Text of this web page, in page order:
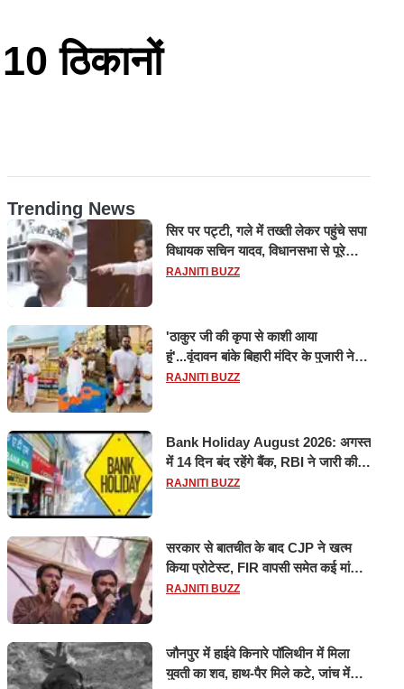
ठिकानों
Trending News
सिर पर पट्टी, गले में तख्ती लेकर पहुंचे सपा
विधायक सचिन यादव, विधानसभा से पूरे
मानसून सत्र के लिए किया गया निलंबित
RAJNITI BUZZ
'ठाकुर जी की कृपा से काशी आया
हूं'...वृंदावन बांके बिहारी मंदिर के पुजारी ने
किया श्री काशी विश्वनाथ का जलाभिषेक
RAJNITI BUZZ
Bank Holiday August 2026: अगस्त
में 14 दिन बंद रहेंगे बैंक, RBI ने जारी की
छुट्टियों की लिस्ट​​​​​​​
RAJNITI BUZZ
सरकार से बातचीत के बाद CJP ने खत्म
किया प्रोटेस्ट, FIR वापसी समेत कई मांगों
पर बनी सहमति
RAJNITI BUZZ
जौनपुर में हाईवे किनारे पॉलिथीन में मिला
युवती का शव, हाथ-पैर मिले कटे, जांच में